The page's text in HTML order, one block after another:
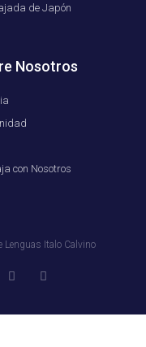
de Japón
Nosotros
con Nosotros
Lenguas Italo Calvino